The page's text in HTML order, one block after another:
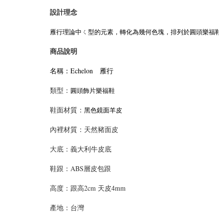
設計理念
雁行理論中ㄑ型的元素，轉化為幾何色塊，排列於圓頭樂福
商品說明
名稱：Echelon 雁行
類型： 圓頭飾片樂福鞋
鞋面材質： 黑色鏡面羊皮
內裡材質：天然豬面皮
大底：義大利牛皮底
鞋跟：ABS層皮包跟
高度：跟高2cm 天皮4mm
產地：台灣